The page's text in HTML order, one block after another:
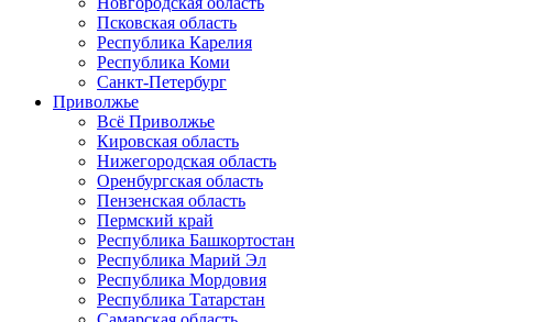
Псковская область
Республика Карелия
Республика Коми
Санкт-Петербург
Приволжье
Всё Приволжье
Кировская область
Нижегородская область
Оренбургская область
Пензенская область
Пермский край
Республика Башкортостан
Республика Марий Эл
Республика Мордовия
Республика Татарстан